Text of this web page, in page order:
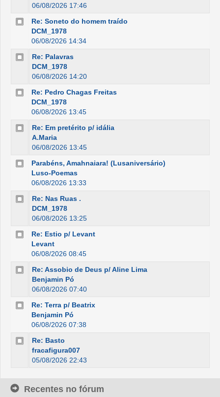
06/08/2026 17:46
Re: Soneto do homem traído
DCM_1978
06/08/2026 14:34
Re: Palavras
DCM_1978
06/08/2026 14:20
Re: Pedro Chagas Freitas
DCM_1978
06/08/2026 13:45
Re: Em pretérito p/ idália
A.Maria
06/08/2026 13:45
Parabéns, Amahnaiara! (Lusaniversário)
Luso-Poemas
06/08/2026 13:33
Re: Nas Ruas .
DCM_1978
06/08/2026 13:25
Re: Estio p/ Levant
Levant
06/08/2026 08:45
Re: Assobio de Deus p/ Aline Lima
Benjamin Pó
06/08/2026 07:40
Re: Terra p/ Beatrix
Benjamin Pó
06/08/2026 07:38
Re: Basto
fracafigura007
05/08/2026 22:43
Recentes no fórum